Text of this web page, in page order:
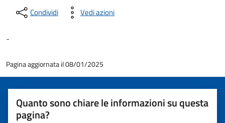
Condividi Vedi azioni
-
Pagina aggiornata il 08/01/2025
Quanto sono chiare le informazioni su questa
pagina?